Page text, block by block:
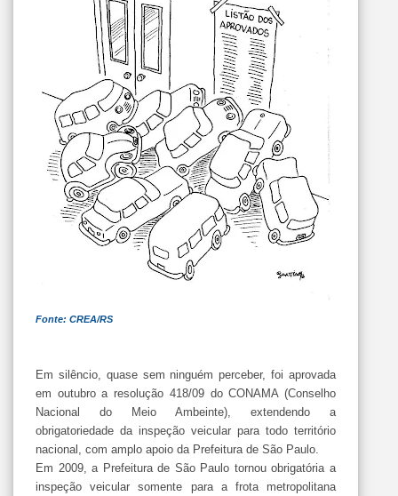
Fonte: CREA/RS
Em silêncio, quase sem ninguém perceber, foi aprovada
em outubro a resolução 418/09 do CONAMA (Conselho
Nacional do Meio Ambeinte), extendendo a
obrigatoriedade da inspeção veicular para todo território
nacional, com amplo apoio da Prefeitura de São Paulo.
Em 2009, a Prefeitura de São Paulo tornou obrigatória a
inspeção veicular somente para a frota metropolitana